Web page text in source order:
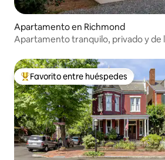
Apartamento en Richmond
Apartamento tranquilo, privado y de
Favorito entre huéspedes preferido
Favorito entre huéspedes